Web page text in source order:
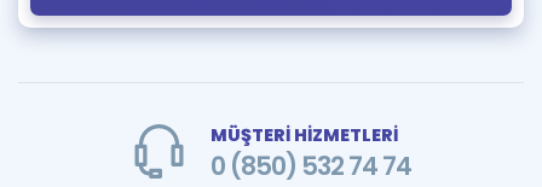
MÜŞTERİ HİZMETLERİ
0 (850) 532 74 74